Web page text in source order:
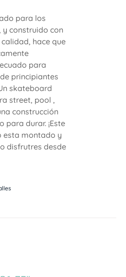
para los
y construido con
hace que
para
principiantes
skateboard
street, pool ,
construcción
para durar. ¡Este
esta montado y
disfrutres desde